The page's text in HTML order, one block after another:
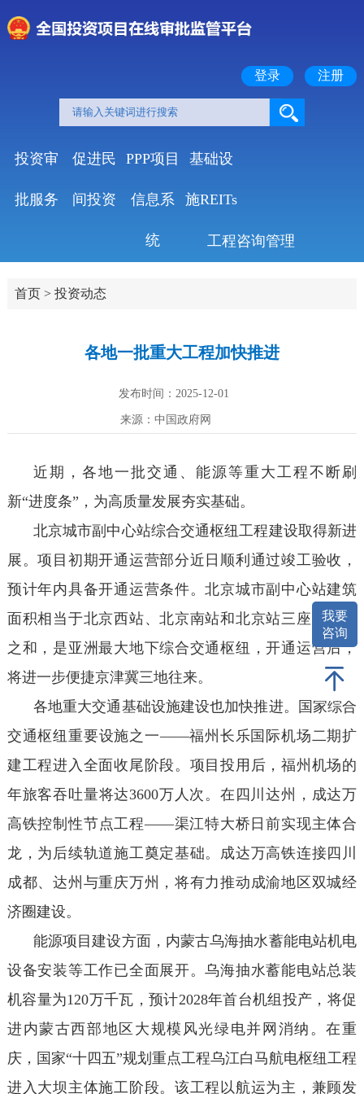
登录 注册
投资审
批服务
促进民
间投资
PPP项目
信息系
统
基础设
施REITs
工程咨询管理
首页> 投资动态
各地一批重大工程加快推进
发布时间：2025-12-01
来源：中国政府网
近期，各地一批交通、能源等重大工程不断刷
新“进度条”，为高质量发展夯实基础。
北京城市副中心站综合交通枢纽工程建设取得新进
展。项目初期开通运营部分近日顺利通过竣工验收，
预计年内具备开通运营条件。北京城市副中心站建筑
面积相当于北京西站、北京南站和北京站三座火车站
之和，是亚洲最大地下综合交通枢纽，开通运营后，
将进一步便捷京津冀三地往来。
各地重大交通基础设施建设也加快推进。国家综合
交通枢纽重要设施之一——福州长乐国际机场二期扩
建工程进入全面收尾阶段。项目投用后，福州机场的
年旅客吞吐量将达3600万人次。在四川达州，成达万
高铁控制性节点工程——渠江特大桥日前实现主体合
龙，为后续轨道施工奠定基础。成达万高铁连接四川
成都、达州与重庆万州，将有力推动成渝地区双城经
济圈建设。
能源项目建设方面，内蒙古乌海抽水蓄能电站机电
设备安装等工作已全面展开。乌海抽水蓄能电站总装
机容量为120万千瓦，预计2028年首台机组投产，将促
进内蒙古西部地区大规模风光绿电并网消纳。在重
庆，国家“十四五”规划重点工程乌江白马航电枢纽工程
进入大坝主体施工阶段。该工程以航运为主，兼顾发
我要
咨询